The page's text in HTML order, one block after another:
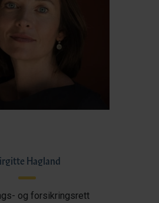
Hagland
og forsikringsrett